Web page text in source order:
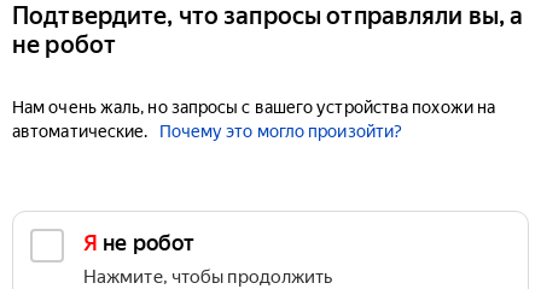
Подтвердите, что запросы отправляли вы, а
не робот
Нам очень жаль, но запросы с вашего устройства похожи на
автоматические.
Почему это могло произойти?
Я не робот
Нажмите, чтобы продолжить